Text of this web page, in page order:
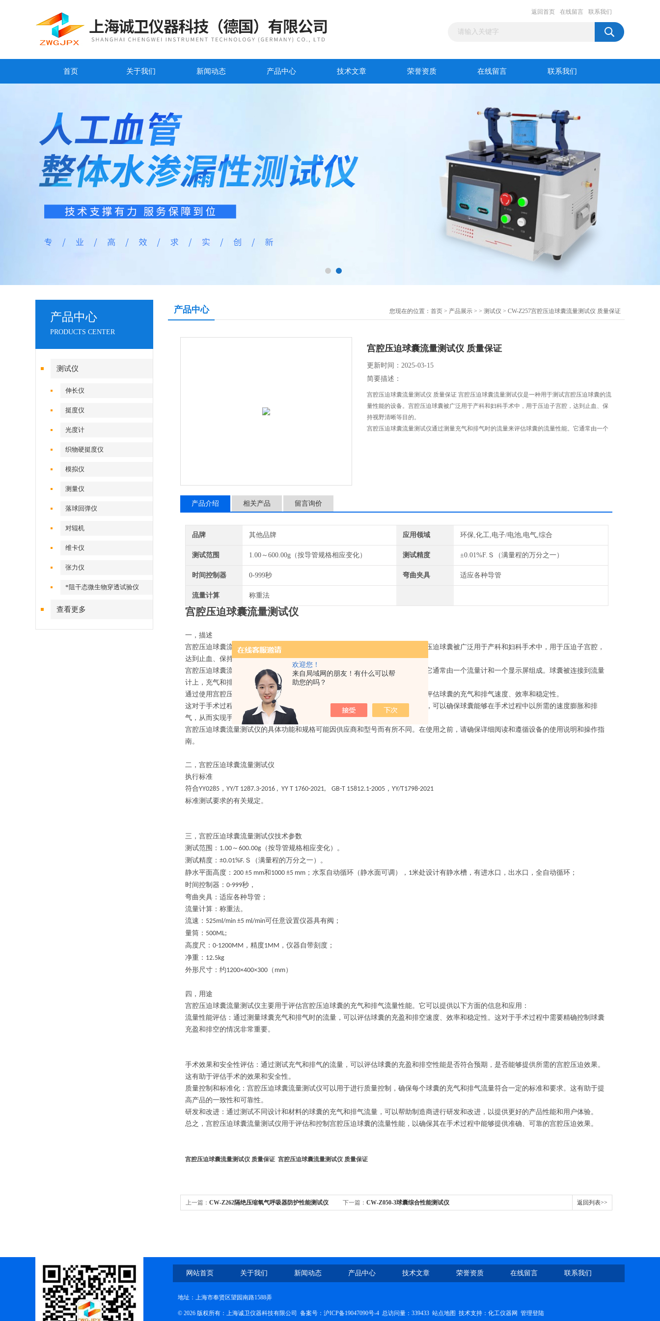
欢迎您！
来自局域网的朋友！有什么可以帮
助您的吗？
返回首页 在线留言 联系我们
首页 关于我们 新闻动态 产品中心 技术文章 荣誉资质 在线留言 联系我们
产品中心
PRODUCTS CENTER
测试仪
伸长仪
挺度仪
光度计
织物硬挺度仪
模拟仪
测量仪
落球回弹仪
对辊机
维卡仪
张力仪
*阻干态微生物穿透试验仪
查看更多
产品中心 您现在的位置： 首页 > 产品展示 > > 测试仪 > CW-Z257宫腔压迫球囊流量测试仪 质量保证
宫腔压迫球囊流量测试仪 质量保证
更新时间：2025-03-15
简要描述：
宫腔压迫球囊流量测试仪 质量保证 宫腔压迫球囊流量测试仪是一种用于测试宫腔压迫球囊的流
量性能的设备。宫腔压迫球囊被广泛用于产科和妇科手术中，用于压迫子宫腔，达到止血、保
持视野清晰等目的。
宫腔压迫球囊流量测试仪通过测量充气和排气时的流量来评估球囊的流量性能。它通常由一个
产品介绍 相关产品 留言询价
品牌 其他品牌 应用领域 环保,化工,电子/电池,电气,综合
测试范围 1.00～600.00g（按导管规格相应变化） 测试精度 ±0.01%F.Ｓ（满量程的万分之一）
时间控制器 0-999秒 弯曲夹具 适应各种导管
流量计算 称重法
宫腔压迫球囊流量测试仪
一，描述
宫腔压迫球囊流量测试仪是一种用于测试宫腔压迫球囊的流量性能的设备。宫腔压迫球囊被广泛用于产科和妇科手术中，用于压迫子宫腔，
达到止血、保持视野清晰等目的。
宫腔压迫球囊流量测试仪通过测量充气和排气时的流量来评估球囊的流量性能。它通常由一个流量计和一个显示屏组成。球囊被连接到流量
计上，充气和排气过程中的流量会被测量并显示在显示屏上。
通过使用宫腔压迫球囊流量测试仪，可以准确测量球囊充气和排气时的流量，以评估球囊的充气和排气速度、效率和稳定性。
这对于手术过程中需要精确控制球囊充盈和排空的情况非常重要。通过测试流量，可以确保球囊能够在手术过程中以所需的速度膨胀和排
气，从而实现手术的顺利进行。
宫腔压迫球囊流量测试仪的具体功能和规格可能因供应商和型号而有所不同。在使用之前，请确保详细阅读和遵循设备的使用说明和操作指
南。
二，宫腔压迫球囊流量测试仪
执行标准
符合YY0285 ， YY/T 1287.3-2016 , YY T 1760-2021, GB-T 15812.1-2005 ， YY/T1798-2021
标准测试要求的有关规定。
三，宫腔压迫球囊流量测试仪技术参数
测试范围： 1.00 ～ 600.00g （按导管规格相应变化）。
测试精度： ±0.01%F. Ｓ（满量程的万分之一）。
静水平面高度： 200 ±5 mm和 1000 ±5 mm ；水泵自动循环（静水面可调） ， 1米处设计有静水槽，有进水口，出水口，全自动循环；
时间控制器 ： 0-999秒，
弯曲夹具：适应各种导管；
流量计算：称重法。
流速： 525ml/min ±5 ml/min可任意设置仪器具有阀；
量筒： 500ML;
高度尺： 0-1200MM ，精度1MM ，仪器自带刻度；
净重： 12.5kg
外形尺寸： 约1200×400×300 （ mm）
四，用途
宫腔压迫球囊流量测试仪主要用于评估宫腔压迫球囊的充气和排气流量性能。它可以提供以下方面的信息和应用：
流量性能评估：通过测量球囊充气和排气时的流量，可以评估球囊的充盈和排空速度、效率和稳定性。这对于手术过程中需要精确控制球囊
充盈和排空的情况非常重要。
手术效果和安全性评估：通过测试充气和排气的流量，可以评估球囊的充盈和排空性能是否符合预期，是否能够提供所需的宫腔压迫效果。
这有助于评估手术的效果和安全性。
质量控制和标准化：宫腔压迫球囊流量测试仪可以用于进行质量控制，确保每个球囊的充气和排气流量符合一定的标准和要求。这有助于提
高产品的一致性和可靠性。
研发和改进：通过测试不同设计和材料的球囊的充气和排气流量，可以帮助制造商进行研发和改进，以提供更好的产品性能和用户体验。
总之，宫腔压迫球囊流量测试仪用于评估和控制宫腔压迫球囊的流量性能，以确保其在手术过程中能够提供准确、可靠的宫腔压迫效果。
宫腔压迫球囊流量测试仪 质量保证 宫腔压迫球囊流量测试仪 质量保证
上一篇： CW-Z262隔绝压缩氧气呼吸器防护性能测试仪 下一篇： CW-Z050-3球囊综合性能测试仪 返回列表>>
网站首页 关于我们 新闻动态 产品中心 技术文章 荣誉资质 在线留言 联系我们
地址：上海市奉贤区望园南路1588弄
© 2026 版权所有：上海诚卫仪器科技有限公司 备案号：沪ICP备19047090号-4 总访问量：339433 站点地图 技术支持： 化工仪器网 管理登陆